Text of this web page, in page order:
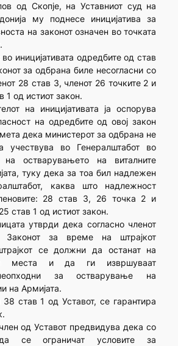
од Скопје, на Уставниот суд на
му поднесе иницијатива за
на законот означен во точката
иницијативата одредбите од став
за одбрана биле несогласни со
28 став 3, членот 26 точките 2 и
1 од истиот закон.
на иницијативата ја оспорува
на одредбите од овој закон
дека министерот за одбрана не
учествува во Генералштабот во
на остварувањето на виталните
туку дека за тоа бил надлежен
каква што надлежност
28 став 3, 26 точка 2 и
став 1 од истиот закон.
утврди дека согласно членот
за време на штрајкот
се должни да останат на
места и да ги извршуваат
за остварување на
на Армијата.
став 1 од Уставот, се гарантира
од Уставот предвидува дека со
се ограничат условите за